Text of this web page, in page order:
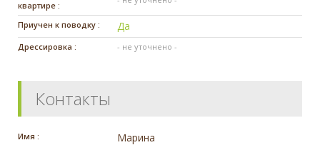
квартире :
Приучен к поводку : Да
Дрессировка : - не уточнено -
Контакты
Имя : Марина